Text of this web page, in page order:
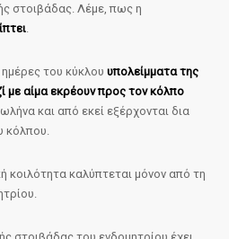
στοιβάδας. Λέμε, πως η
του κύκλουυπολείμματα της
με αίμα εκρέουν προς τον κόλπο
και από εκεί εξέρχονται δια
κόλπου.
κοιλότητα καλύπτεται μόνον από τη
στοιβάδας του ενδομητρίου έχει